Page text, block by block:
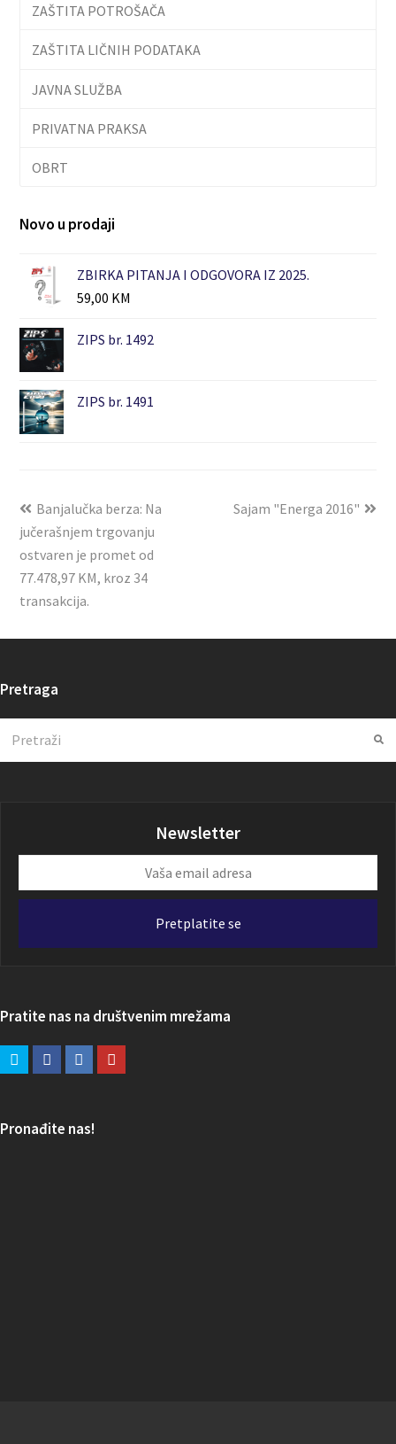
ZAŠTITA POTROŠAČA
ZAŠTITA LIČNIH PODATAKA
JAVNA SLUŽBA
PRIVATNA PRAKSA
OBRT
Novo u prodaji
ZBIRKA PITANJA I ODGOVORA IZ 2025.
59,00 KM
ZIPS br. 1492
ZIPS br. 1491
Banjalučka berza: Na
jučerašnjem trgovanju
ostvaren je promet od
77.478,97 KM, kroz 34
transakcija.
Sajam "Energa 2016"
Pretraga
Newsletter
email
Pretplatite se
Pratite nas na društvenim mrežama
Pronađite nas!